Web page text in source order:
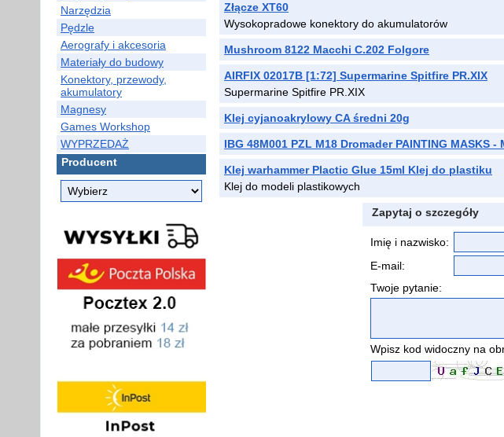
Narzędzia
Pędzle
Aerografy i akcesoria
Materiały do budowy
Konektory, przewody,
akumulatory
Magnesy
Games Workshop
WYPRZEDAŻ
Producent
Złącze XT60
Wysokopradowe konektory do akumulatorów
Mushroom 8122 Macchi C.202 Folgore
AIRFIX 02017B [1:72] Supermarine Spitfire PR.XIX
Supermarine Spitfire PR.XIX
Klej cyjanoakrylowy CA średni 20g
IBG 48M001 PZL M18 Dromader PAINTING MASKS -
Klej warhammer Plactic Glue 15ml Klej do plastiku
Klej do modeli plastikowych
Zapytaj o szczegóły
Imię i nazwisko:
E-mail:
Twoje pytanie:
Wpisz kod widoczny na